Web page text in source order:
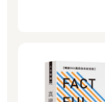
接下來我想告訴你
當然也有人簡直就